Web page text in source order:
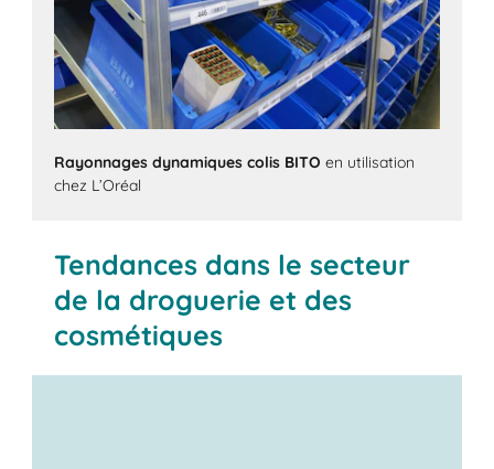
Rayonnages dynamiques colis BITO en utilisation
chez L’Oréal
Tendances dans le secteur
de la droguerie et des
cosmétiques